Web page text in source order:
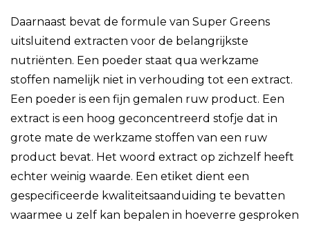
Daarnaast bevat de formule van Super Greens
uitsluitend extracten voor de belangrijkste
nutriënten. Een poeder staat qua werkzame
stoffen namelijk niet in verhouding tot een extract.
Een poeder is een fijn gemalen ruw product. Een
extract is een hoog geconcentreerd stofje dat in
grote mate de werkzame stoffen van een ruw
product bevat. Het woord extract op zichzelf heeft
echter weinig waarde. Een etiket dient een
gespecificeerde kwaliteitsaanduiding te bevatten
waarmee u zelf kan bepalen in hoeverre gesproken